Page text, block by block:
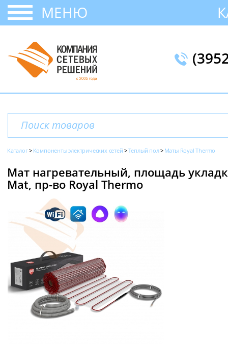
МЕНЮ
Каталог Компоненты электрических сетей Теплый пол Маты Royal Thermo
Мат нагревательный, площадь
Mat, пр-во Royal Thermo